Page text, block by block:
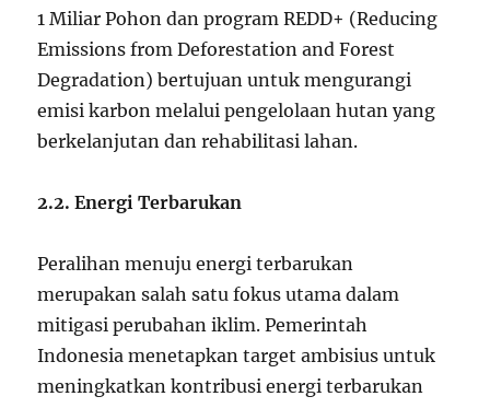
1 Miliar Pohon dan program REDD+ (Reducing
Emissions from Deforestation and Forest
Degradation) bertujuan untuk mengurangi
emisi karbon melalui pengelolaan hutan yang
berkelanjutan dan rehabilitasi lahan.
2.2. Energi Terbarukan
Peralihan menuju energi terbarukan
merupakan salah satu fokus utama dalam
mitigasi perubahan iklim. Pemerintah
Indonesia menetapkan target ambisius untuk
meningkatkan kontribusi energi terbarukan